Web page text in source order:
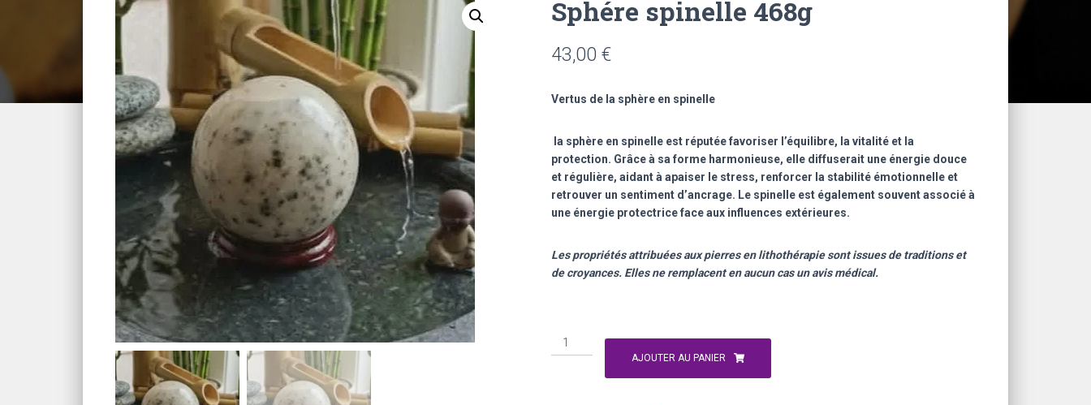
Sphére spinelle 468g
43,00 €
Vertus de la sphère en spinelle
la sphère en spinelle est réputée favoriser l’équilibre, la vitalité et la
protection. Grâce à sa forme harmonieuse, elle diffuserait une énergie douce
et régulière, aidant à apaiser le stress, renforcer la stabilité émotionnelle et
retrouver un sentiment d’ancrage. Le spinelle est également souvent associé à
une énergie protectrice face aux influences extérieures.
Les propriétés attribuées aux pierres en lithothérapie sont issues de traditions et
de croyances. Elles ne remplacent en aucun cas un avis médical.
quantité
de
AJOUTER AU PANIER